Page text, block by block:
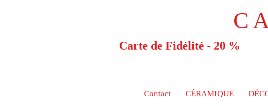
C
Carte de Fidélité - 20 %
Contact CÉRAMIQUE